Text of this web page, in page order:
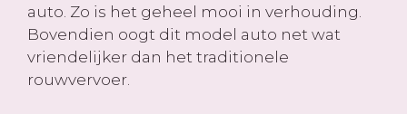
auto. Zo is het geheel mooi in verhouding.
Bovendien oogt dit model auto net wat
vriendelijker dan het traditionele
rouwvervoer.